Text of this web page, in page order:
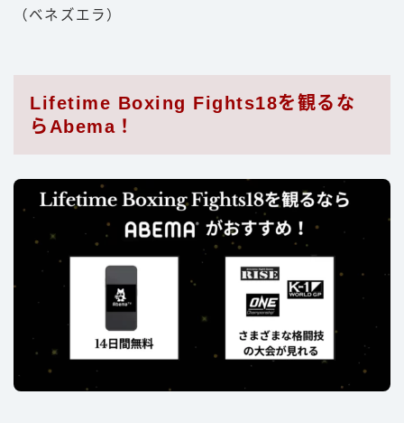
（ベネズエラ）
Lifetime Boxing Fights18を観るな
らAbema！